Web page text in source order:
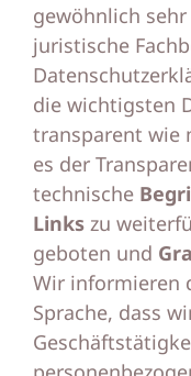
gewöhnlich
juristische
die wichtigsten
transparent wie
es der
technische
Linkszu
geboten und
Wir informieren
Sprache, dass